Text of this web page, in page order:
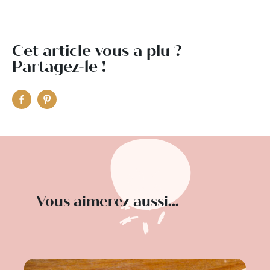
Cet article vous a plu ?
Partagez-le !
Vous aimerez aussi...